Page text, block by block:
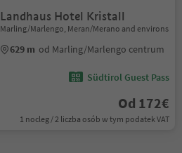
Landhaus Hotel Kristall
Marling/Marlengo, Meran/Merano and environs
629 m od Marling/Marlengo centrum
Südtirol Guest Pass
Od 172€
1 nocleg / 2 liczba osób w tym podatek VAT